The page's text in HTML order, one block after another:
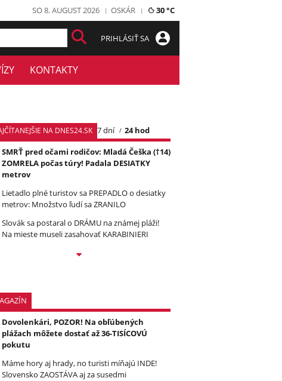
SO 8. AUGUST 2026 OSKÁR 30 °C
PRIHLÁSIŤ SA
KONTAKTY
NA DNES24.SK 7 dní
24 hod
SMRŤ pred očami rodičov: Mladá Češka (†14)
ZOMRELA počas túry! Padala DESIATKY
metrov
Lietadlo plné turistov sa PREPADLO o desiatky
metrov: Množstvo ľudí sa ZRANILO
Slovák sa postaral o DRÁMU na známej pláži!
Na mieste museli zasahovať KARABINIERI
Dovolenkári, POZOR! Na obľúbených
plážach môžete dostať až 36-TISÍCOVÚ
pokutu
Máme hory aj hrady, no turisti míňajú INDE!
Slovensko ZAOSTÁVA aj za susedmi